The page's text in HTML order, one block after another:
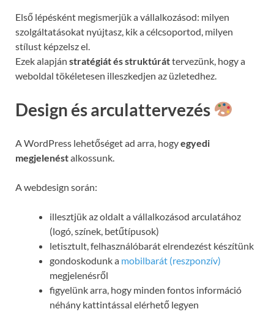
Első lépésként megismerjük a vállalkozásod: milyen
szolgáltatásokat nyújtasz, kik a célcsoportod, milyen
stílust képzelsz el.
Ezek alapján stratégiát és struktúráttervezünk, hogy a
weboldal tökéletesen illeszkedjen az üzletedhez.
Design és arculattervezés
A WordPress lehetőséget ad arra, hogyegyedi
megjelenéstalkossunk.
A webdesign során:
illesztjük az oldalt a vállalkozásod arculatához
(logó, színek, betűtípusok)
letisztult, felhasználóbarát elrendezést készítünk
gondoskodunk a mobilbarát (reszponzív)
megjelenésről
figyelünk arra, hogy minden fontos információ
néhány kattintással elérhető legyen